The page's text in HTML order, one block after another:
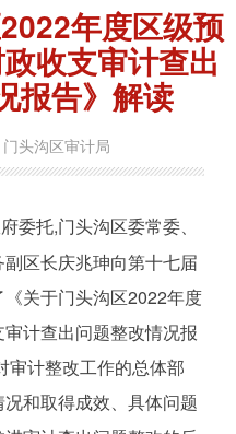
年度区级预
收支审计查出
报告》解读
头沟区审计局
委托,门头沟区委常委、
区长庆兆珅向第十七届
关于门头沟区2022年度
计查出问题整改情况报
审计整改工作的总体部
和取得成效、具体问题